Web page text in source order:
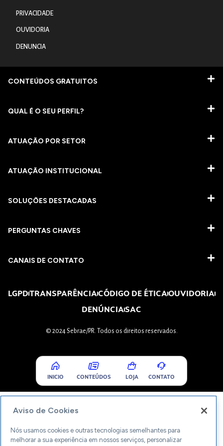
PRIVACIDADE
OUVIDORIA
DENUNCIA
CONTEÚDOS GRATUITOS
QUAL É O SEU PERFIL?
ATUAÇÃO POR SETOR
ATUAÇÃO INSTITUCIONAL
SOLUÇÕES DESTACADAS
PERGUNTAS CHAVES​
CANAIS DE CONTATO
LGPDTRANSPARÊNCIACÓDIGO DE ÉTICAOUVIDORIA
DENÚNCIASAC
© 2024 Sebrae/PR. Todos os direitos reservados.
INICIO CONTEÚDOS LOJA CONTATO
Aviso de Cookies
Nós usamos cookies e outras tecnologias semelhantes para
melhorar a sua experiência em nossos serviços, personalizar